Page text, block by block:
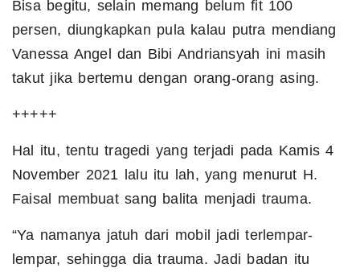
Bisa begitu, selain memang belum fit 100
persen, diungkapkan pula kalau putra mendiang
Vanessa Angel dan Bibi Andriansyah ini masih
takut jika bertemu dengan orang-orang asing.
+++++
Hal itu, tentu tragedi yang terjadi pada Kamis 4
November 2021 lalu itu lah, yang menurut H.
Faisal membuat sang balita menjadi trauma.
“Ya namanya jatuh dari mobil jadi terlempar-
lempar, sehingga dia trauma. Jadi badan itu